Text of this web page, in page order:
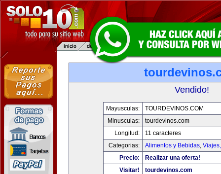
Vendido!
Mayusculas:
TOURDEVINOS.COM
Minusculas:
tourdevinos.com
Longitud:
11 caracteres
Categorias:
Alimentos y Bebidas,
Precio:
Realizar una oferta!
Visitar!
tourdevinos.com